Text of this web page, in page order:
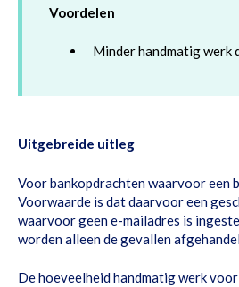
Voordelen
Minder handmatig werk
Uitgebreide uitleg
Voor bankopdrachten waarvoor een
Voorwaarde is dat daarvoor een
waarvoor geen e-mailadres is
worden alleen de gevallen
De hoeveelheid handmatig werk